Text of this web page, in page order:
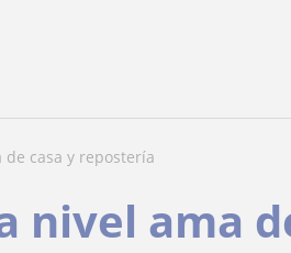
de casa y repostería
nivel ama